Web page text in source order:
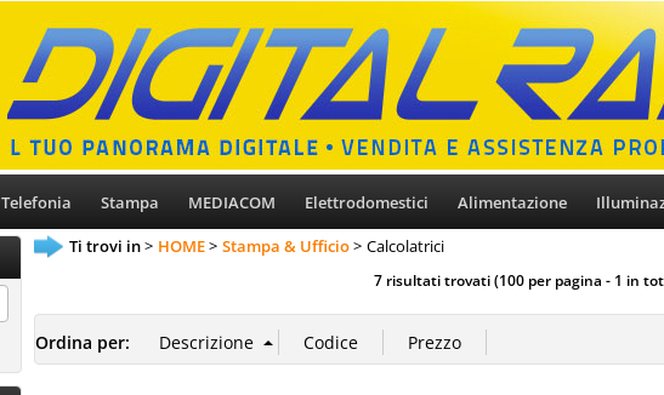
Telefonia Stampa MEDIACOM Elettrodomestici Alimentazione
Ti trovi in HOME Stampa & Ufficio Calcolatrici
7 risultati trovati (100 per pagina - 1 in
Ordina per: